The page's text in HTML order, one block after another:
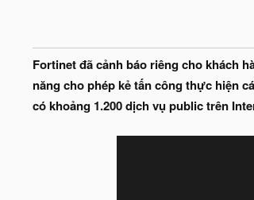
Fortinet đã cảnh báo riêng cho khách
năng cho phép kẻ tấn công thực hiện
có khoảng 1.200 dịch vụ public trên